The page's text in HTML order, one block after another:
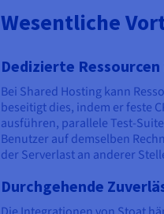
Wesentliche
Dedizierte
Bei Shared Hosting kann
beseitigt dies, indem er feste
ausführen, parallele Test-
Benutzer auf demselben
der Serverlast an anderer
Durchgehende